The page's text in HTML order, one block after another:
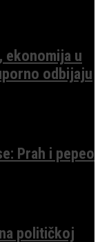
ekonomija u
odbijaju
Prah i pepeo
političkoj